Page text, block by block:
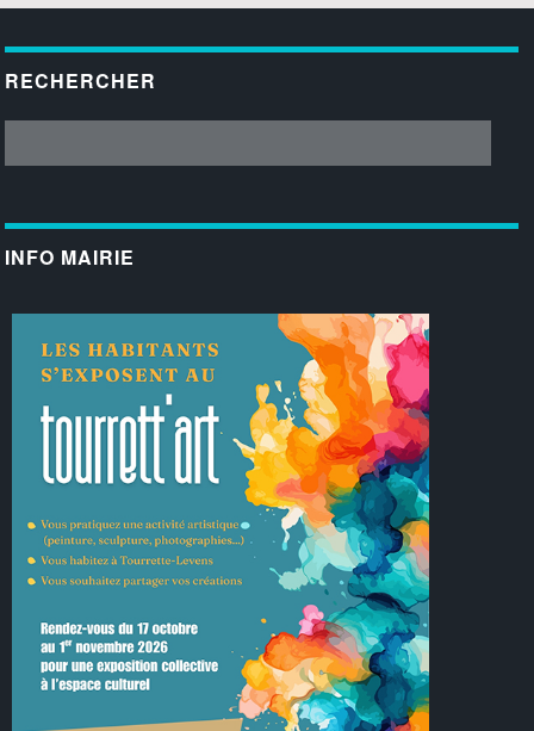
RECHERCHER
INFO MAIRIE